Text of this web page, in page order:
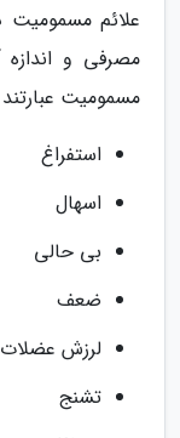
علائم
مصرفی و
مسمومیت عبارتند
استفراغ
اسهال
بی حالی
ضعف
لرزش عضلات
تشنج